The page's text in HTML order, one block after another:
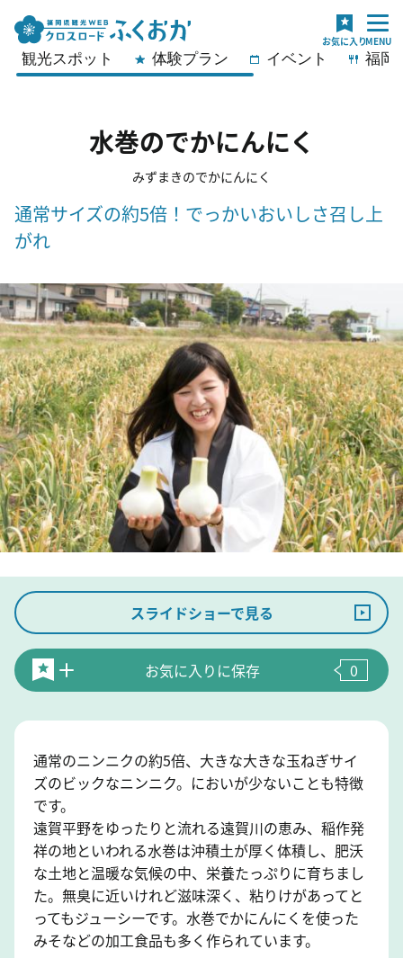
観光スポット 体験プラン イベント 福岡
水巻のでかにんにく
みずまきのでかにんにく
通常サイズの約5倍！でっかいおいしさ召し上
がれ
スライドショーで見る
お気に入りに保存 0
通常のニンニクの約5倍、大きな大きな玉ねぎサイ
ズのビックなニンニク。においが少ないことも特徴
です。
遠賀平野をゆったりと流れる遠賀川の恵み、稲作発
祥の地といわれる水巻は沖積土が厚く体積し、肥沃
な土地と温暖な気候の中、栄養たっぷりに育ちまし
た。無臭に近いけれど滋味深く、粘りけがあってと
ってもジューシーです。水巻でかにんにくを使った
みそなどの加工食品も多く作られています。